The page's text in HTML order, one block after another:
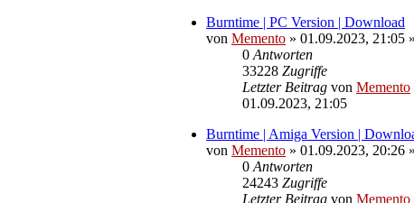
Burntime | PC Version | Download
von Memento » 01.09.2023, 21:05
0 Antworten
33228 Zugriffe
Letzter Beitrag von Memento
01.09.2023, 21:05
Burntime | Amiga Version |
von Memento » 01.09.2023, 20:26
0 Antworten
24243 Zugriffe
Letzter Beitrag von Memento